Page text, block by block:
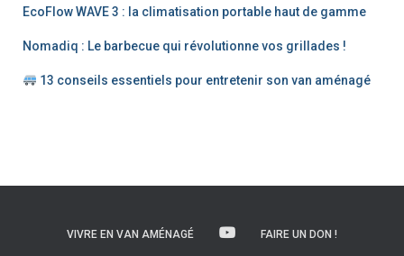
EcoFlow WAVE 3 : la climatisation portable haut de gamme
Nomadiq : Le barbecue qui révolutionne vos grillades !
13 conseils essentiels pour entretenir son van aménagé
VIVRE EN VAN AMÉNAGÉ FAIRE UN DON !